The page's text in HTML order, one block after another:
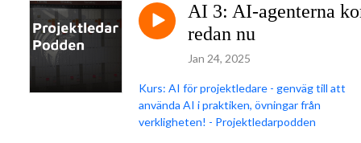
Fokus är alltid på vad vi kan lära oss snarare än på personen som
intervjuas.
AI 3: AI-agenterna
redan nu
Jan 24, 2025
Kurs: AI för projektledare - genväg till att
använda AI i praktiken, övningar från
verkligheten! - Projektledarpodden